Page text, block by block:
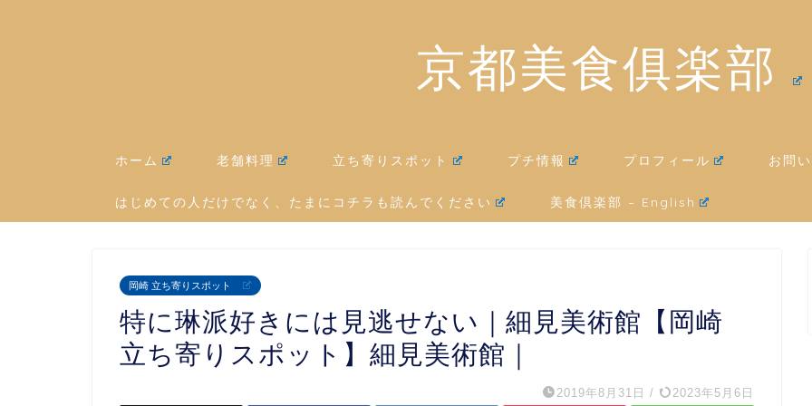
京都美食俱楽部
ホーム 老舗料理 立ち寄りスポット プチ情報 プロフィール お問
はじめての人だけでなく、たまにコチラも読んでください 美食倶楽部 – English
岡崎 立ち寄りスポット
特に琳派好きには見逃せない｜細見美術館【岡崎
立ち寄りスポット】細見美術館｜
2019年8月31日 / 2023年5月6日